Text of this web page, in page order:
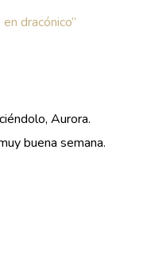
dracónico”
Aurora.
buena semana.